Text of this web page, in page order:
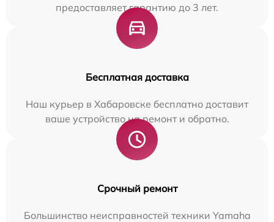
предоставляет гарантию до 3 лет.
Бесплатная доставка
Наш курьер в Хабаровске бесплатно доставит
ваше устройство на ремонт и обратно.
Срочный ремонт
Большинство неисправностей техники Yamaha